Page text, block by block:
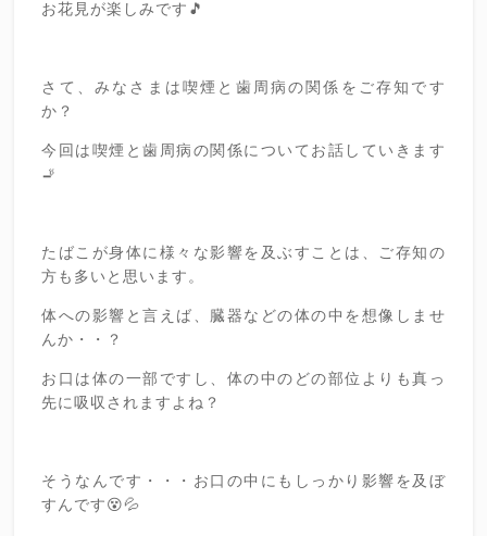
お花見が楽しみです🎵
さて、みなさまは喫煙と歯周病の関係をご存知です
か？
今回は喫煙と歯周病の関係についてお話していきます
🚬
たばこが身体に様々な影響を及ぶすことは、ご存知の
方も多いと思います。
体への影響と言えば、臓器などの体の中を想像しませ
んか・・？
お口は体の一部ですし、体の中のどの部位よりも真っ
先に吸収されますよね？
そうなんです・・・お口の中にもしっかり影響を及ぼ
すんです😵💦